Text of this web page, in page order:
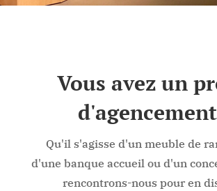
Vous avez un
Qu'il s'agisse d'un meuble de
d'une banque accueil ou d'un
rencontrons-nous pour en